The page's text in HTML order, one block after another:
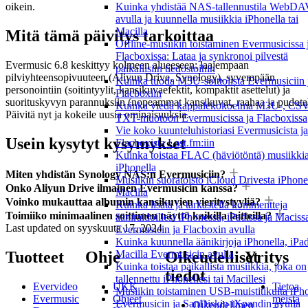
Kuinka yhdistää NAS-tallennustila
avulla ja kuunnella musiikkia iPhonella tai
Macilla
Offline-musiikin toistaminen Evermusicissa
Flacboxissa: Lataa ja synkronoi pilvestä
paikallisiin tiedostoihin
Kuinka tuoda M3U-soittolista Evermusiciin
Flacboxiin
Kuinka viedä kappalekokoelma M3U-,
TXT-muotoon Evermusicissa ja Flacboxissa
Vie koko kuunteluhistoriasi Evermusicista ja
Flacboxista Last.fm:iin
Kuinka toistaa FLAC (häviötöntä)
iPhonella
Musiikin suoratoisto iCloud Drivesta
Macilla
Kuinka lisätä ja tarkastella kommentteja
ääniraidoillesi iPhonessa, iPadissa ja
Evermusicin ja Flacboxin avulla
Kuinka kuunnella äänikirjoja iPhonella,
Macilla Evermusicin avulla
Kuinka toistaa paikallista musiikkia, joka on
tallennettu iPhonellesi tai Macillesi
Musiikin toistaminen USB-muistitikulta
Evermusicin ja SanDiskin iXpandin avulla
oikein.
Mitä tämä päivitys tarkoittaa
Evermusic 6.8 keskittyy kolmeen alueeseen: laajempaan
pilviyhteensopivuuteen (Aliyun Drive, Synology), syvempään
personointiin (soitintyylit, kansikuvaefektit, kompaktit asettelut) ja
suorituskyvyn parannuksiin (nopeammat kansikuvat, raahaa ja
Päivitä nyt ja kokeile uusia ominaisuuksia.
Usein kysytyt kysymykset
Miten yhdistän Synology NAS:n Evermusiciin?
Onko Aliyun Drive ilmainen Evermusicin kanssa?
Voinko mukauttaa albumin kansikuvien vieritystyyliä?
Toimiiko minimaalinen soittimen näyttö kaikilla laitteilla?
Last updated on syyskuuta 17, 2024
Tuotteet
Evervideo
Evermusic
Ohje
UKK
Ohjeet
Oikeudelliset
tiedot
Oikeudellinen
Yritys
Tietoa
meistä